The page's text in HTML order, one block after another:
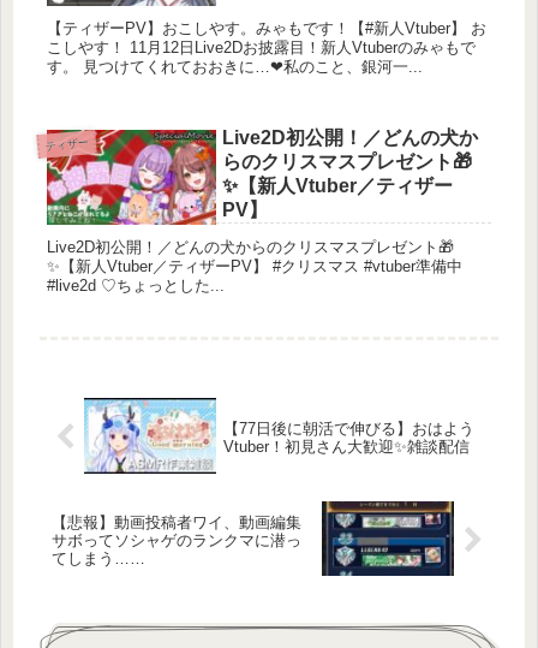
【ティザーPV】おこしやす。みゃもです！【#新人Vtuber】 お
こしやす！ 11月12日Live2Dお披露目！新人Vtuberのみゃもで
す。 見つけてくれておおきに…❤︎私のこと、銀河一...
ティザー
Live2D初公開！／どんの犬か
らのクリスマスプレゼント🎁
✨【新人Vtuber／ティザー
PV】
Live2D初公開！／どんの犬からのクリスマスプレゼント🎁
✨【新人Vtuber／ティザーPV】 #クリスマス #vtuber準備中
#live2d ♡ちょっとした...
【77日後に朝活で伸びる】おはよう
Vtuber！初見さん大歓迎✨雑談配信
【悲報】動画投稿者ワイ、動画編集
サボってソシャゲのランクマに潜っ
てしまう……